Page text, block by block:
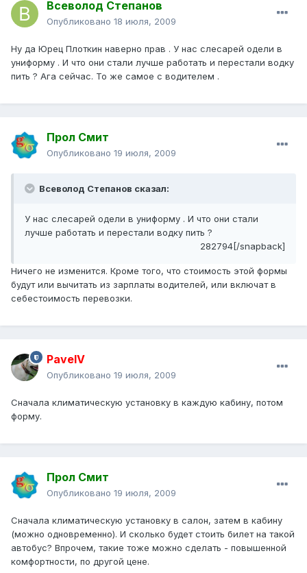
Всеволод Степанов
Опубликовано 18 июля, 2009
Ну да Юрец Плоткин наверно прав . У нас слесарей одели в
униформу . И что они стали лучше работать и перестали водку
пить ? Ага сейчас. То же самое с водителем .
Прол Смит
Опубликовано 19 июля, 2009
Всеволод Степанов сказал:
У нас слесарей одели в униформу . И что они стали
лучше работать и перестали водку пить ?
282794[/snapback]
Ничего не изменится. Кроме того, что стоимость этой формы
будут или вычитать из зарплаты водителей, или включат в
себестоимость перевозки.
PavelV
Опубликовано 19 июля, 2009
Сначала климатическую установку в каждую кабину, потом
форму.
Прол Смит
Опубликовано 19 июля, 2009
Сначала климатическую установку в салон, затем в кабину
(можно одновременно). И сколько будет стоить билет на такой
автобус? Впрочем, такие тоже можно сделать - повышенной
комфортности, по другой цене.